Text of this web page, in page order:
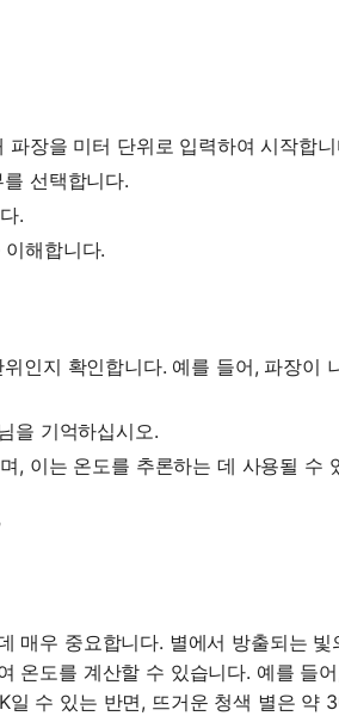
장을 미터 단위로 입력하여 시작합
선택합니다.
.
해합니다.
인지 확인합니다. 예를 들어, 파장이
= \frac{b}{T}
을 기억하십시오.
, 이는 온도를 추론하는 데 사용될 수
매우 중요합니다. 별에서 방출되는
온도를 계산할 수 있습니다. 예를 들
수 있는 반면, 뜨거운 청색 별은 약